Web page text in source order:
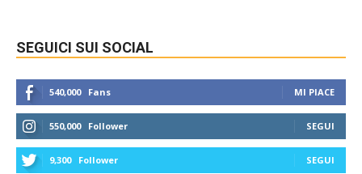
SEGUICI SUI SOCIAL
540,000 Fans MI PIACE
550,000 Follower SEGUI
9,300 Follower SEGUI